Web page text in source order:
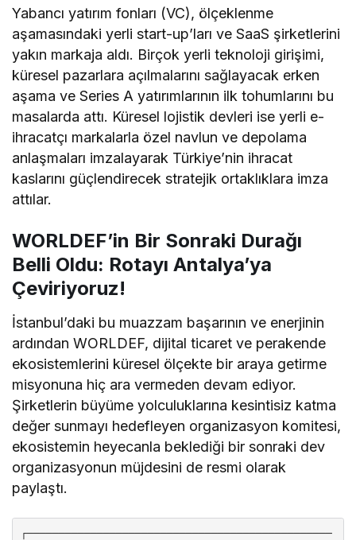
Yabancı yatırım fonları (VC), ölçeklenme
aşamasındaki yerli start-up’ları ve SaaS şirketlerini
yakın markaja aldı. Birçok yerli teknoloji girişimi,
küresel pazarlara açılmalarını sağlayacak erken
aşama ve Series A yatırımlarının ilk tohumlarını bu
masalarda attı. Küresel lojistik devleri ise yerli e-
ihracatçı markalarla özel navlun ve depolama
anlaşmaları imzalayarak Türkiye’nin ihracat
kaslarını güçlendirecek stratejik ortaklıklara imza
attılar.
WORLDEF’in Bir Sonraki Durağı
Belli Oldu: Rotayı Antalya’ya
Çeviriyoruz!
İstanbul’daki bu muazzam başarının ve enerjinin
ardından WORLDEF, dijital ticaret ve perakende
ekosistemlerini küresel ölçekte bir araya getirme
misyonuna hiç ara vermeden devam ediyor.
Şirketlerin büyüme yolculuklarına kesintisiz katma
değer sunmayı hedefleyen organizasyon komitesi,
ekosistemin heyecanla beklediği bir sonraki dev
organizasyonun müjdesini de resmi olarak
paylaştı.
┌────────────────────────────────────────────────